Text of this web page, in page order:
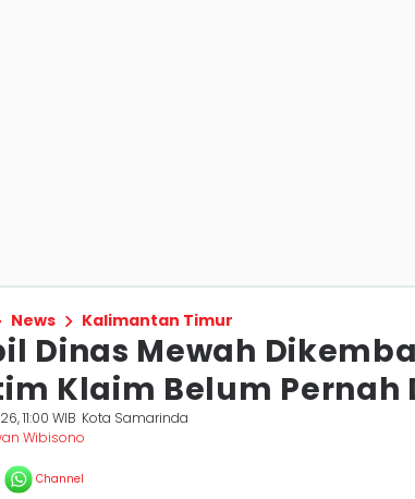
News Kalimantan Timur
Dinas Mewah
Klaim Belum Pernah
11:00 WIB Kota Samarinda
Wibisono
Channel